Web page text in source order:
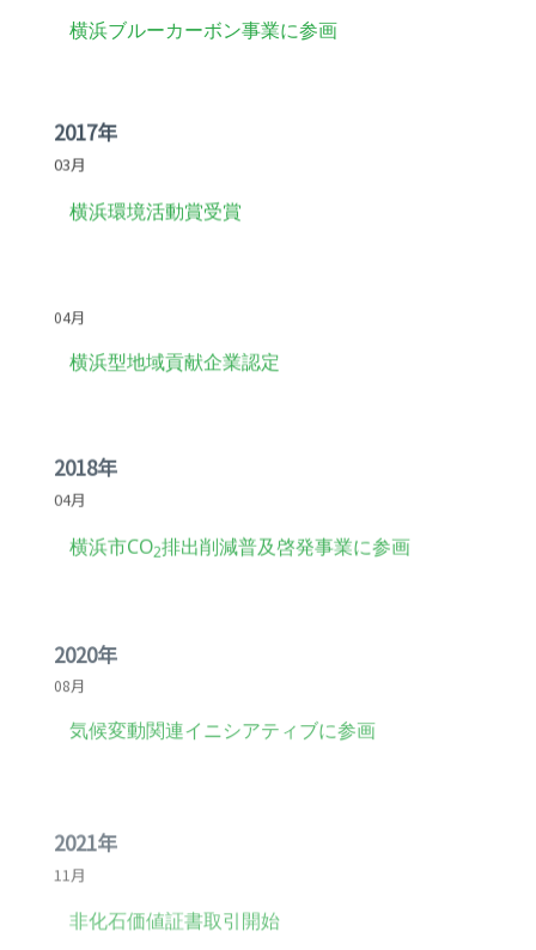
横浜ブルーカーボン事業に参画
2017年
03月
横浜環境活動賞受賞
04月
横浜型地域貢献企業認定
2018年
04月
排出削減普及啓発事業に参画
08月
11月
非化石価値証書取引開始